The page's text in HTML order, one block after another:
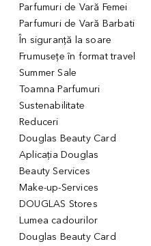
Parfumuri de Vară Femei
Parfumuri de Vară Barbati
În siguranță la soare
Frumusețe în format travel
Summer Sale
Toamna Parfumuri
Sustenabilitate
Reduceri
Douglas Beauty Card
Aplicația Douglas
Beauty Services
Make-up-Services
DOUGLAS Stores
Lumea cadourilor
Douglas Beauty Card